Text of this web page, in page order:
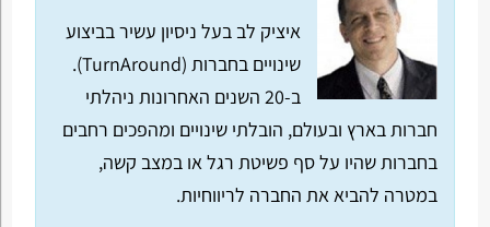
איציק לב בעל ניסיון עשיר בביצוע
שינויים בחברות (TurnAround).
ב-20 השנים האחרונות ניהלתי
חברות בארץ ובעולם, הובלתי שינויים ומהפכים רחבים
בחברות שהיו על סף פשיטת רגל או במצב קשה,
במטרה להביא את החברה לריווחיות.